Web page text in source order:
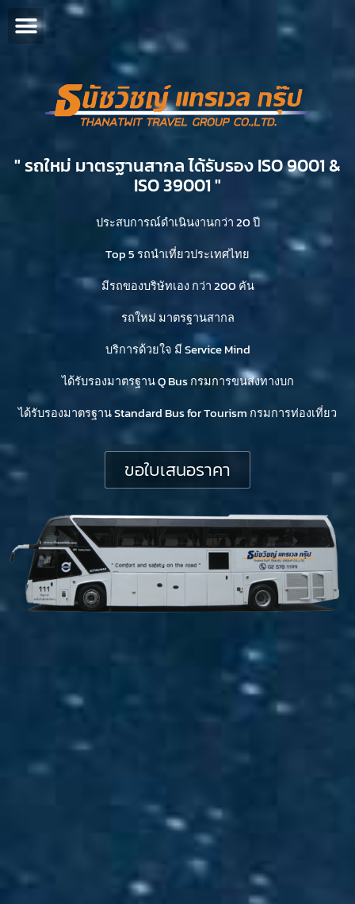
" รถใหม่ มาตรฐานสากล ได้รับรอง ISO 9001 &
ISO 39001 "​
ประสบการณ์ดำเนินงานกว่า 20 ปี
Top 5 รถนำเที่ยวประเทศไทย
มีรถของบริษัทเอง กว่า 200 คัน
รถใหม่ มาตรฐานสากล
บริการด้วยใจ มี Service Mind
ได้รับรองมาตรฐาน Q Bus กรมการขนส่งทางบก
ได้รับรองมาตรฐาน Standard Bus for Tourism กรมการท่องเที่ยว
ขอใบเสนอราคา